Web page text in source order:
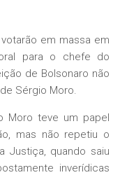
em massa em
para o chefe do
de Bolsonaro não
Sérgio Moro.
Moro teve um papel
mas não repetiu o
Justiça, quando saiu
inverídicas